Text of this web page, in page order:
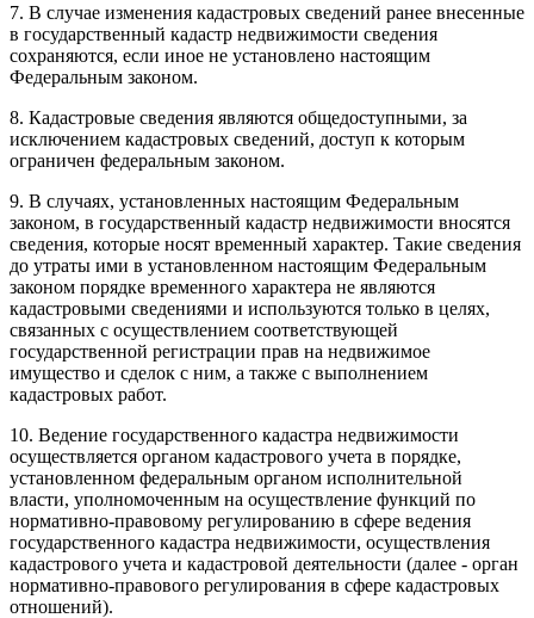
7. В случае изменения кадастровых сведений ранее внесенные
в государственный кадастр недвижимости сведения
сохраняются, если иное не установлено настоящим
Федеральным законом.
8. Кадастровые сведения являются общедоступными, за
исключением кадастровых сведений, доступ к которым
ограничен федеральным законом.
9. В случаях, установленных настоящим Федеральным
законом, в государственный кадастр недвижимости вносятся
сведения, которые носят временный характер. Такие сведения
до утраты ими в установленном настоящим Федеральным
законом порядке временного характера не являются
кадастровыми сведениями и используются только в целях,
связанных с осуществлением соответствующей
государственной регистрации прав на недвижимое
имущество и сделок с ним, а также с выполнением
кадастровых работ.
10. Ведение государственного кадастра недвижимости
осуществляется органом кадастрового учета в порядке,
установленном федеральным органом исполнительной
власти, уполномоченным на осуществление функций по
нормативно-правовому регулированию в сфере ведения
государственного кадастра недвижимости, осуществления
кадастрового учета и кадастровой деятельности (далее - орган
нормативно-правового регулирования в сфере кадастровых
отношений).